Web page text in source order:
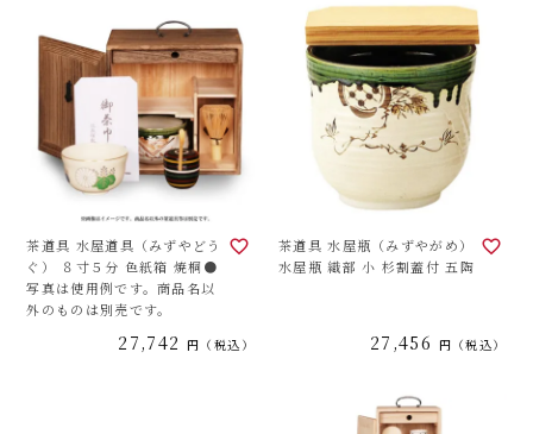
茶道具 水屋道具（みずやどう
ぐ） ８寸５分 色紙箱 焼桐●
写真は使用例です。商品名以
外のものは別売です。
27,742 税込
茶道具 水屋瓶（みずやがめ）
水屋瓶 織部 小 杉割蓋付 五陶
27,456 税込